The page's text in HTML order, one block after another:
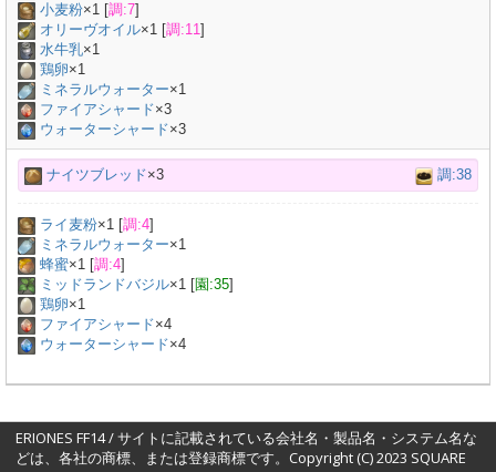
小麦粉×1 [調:7]
オリーヴオイル×1 [調:11]
水牛乳×1
鶏卵×1
ミネラルウォーター×1
ファイアシャード×3
ウォーターシャード×3
ナイツブレッド×3 調:38
ライ麦粉×1 [調:4]
ミネラルウォーター×1
蜂蜜×1 [調:4]
ミッドランドバジル×1 [園:35]
鶏卵×1
ファイアシャード×4
ウォーターシャード×4
ERIONES FF14 / サイトに記載されている会社名・製品名・システム名な
どは、各社の商標、または登録商標です。Copyright (C) 2023 SQUARE